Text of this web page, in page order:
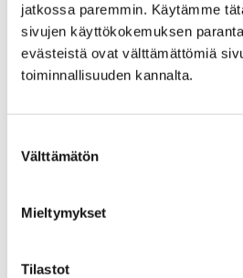
jatkossa paremmin. Käytämme
sivujen käyttökokemuksen
evästeistä ovat välttämättömiä
toiminnallisuuden kannalta.
valinta
Välttämätön
Mieltymykset
Tilastot
Sisällön
evästeiden
Ole hyvä ja
evästeet
Seuraava toimenpide